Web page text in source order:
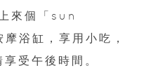
來個「sun
浴缸，享用小吃，
受午後時間。